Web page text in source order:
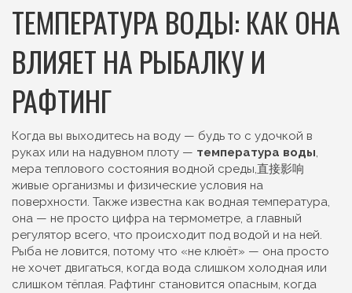
ТЕМПЕРАТУРА ВОДЫ: КАК ОНА
ВЛИЯЕТ НА РЫБАЛКУ И
РАФТИНГ
Когда вы выходитесь на воду — будь то с удочкой в
руках или на надувном плоту — температура воды,
мера теплового состояния водной среды,直接影响
живые организмы и физические условия на
поверхности. Также известна как водная температура,
она — не просто цифра на термометре, а главный
регулятор всего, что происходит под водой и на ней.
Рыба не ловится, потому что «не клюёт» — она просто
не хочет двигаться, когда вода слишком холодная или
слишком тёплая. Рафтинг становится опасным, когда